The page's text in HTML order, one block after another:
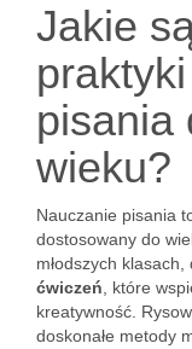
Jakie
pisania
wieku?
Nauczanie pisania
dostosowany do
młodszych
ćwiczeń , które
kreatywność.
doskonałe metody